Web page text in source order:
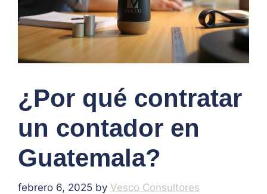
¿Por qué contratar
un contador en
Guatemala?
febrero 6, 2025 by Vesco Consultores